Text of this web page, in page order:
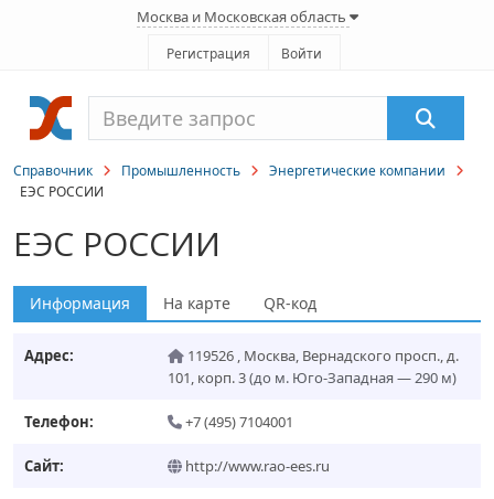
Москва и Московская область
Регистрация Войти
Справочник Промышленность
Энергетические компании
ЕЭС РОССИИ
ЕЭС РОССИИ
Информация На карте QR-код
Адрес: 119526 , Москва, Вернадского просп., д.
101, корп. 3(до м. Юго-Западная — 290 м)
Телефон: +7 (495) 7104001
Сайт: http://www.rao-ees.ru